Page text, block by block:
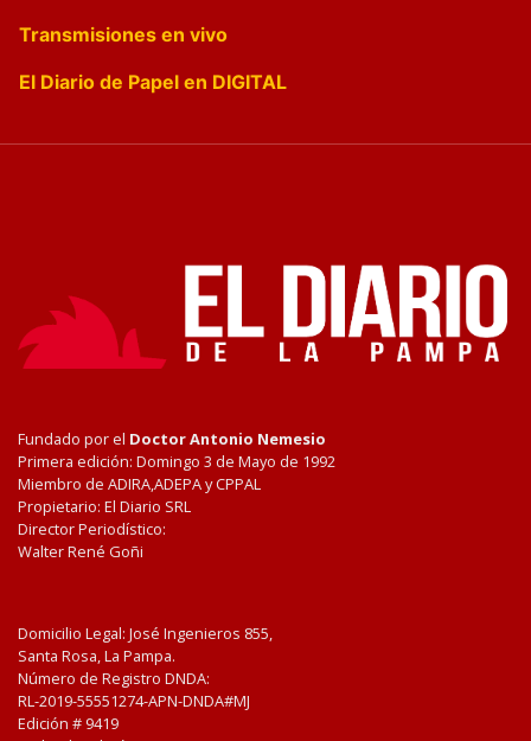
Transmisiones en vivo
El Diario de Papel en DIGITAL
Fundado por el Doctor Antonio Nemesio
Primera edición: Domingo 3 de Mayo de 1992
Miembro de ADIRA,ADEPA y CPPAL
Propietario: El Diario SRL
Director Periodístico:
Walter René Goñi
Domicilio Legal: José Ingenieros 855,
Santa Rosa, La Pampa.
Número de Registro DNDA:
RL-2019-55551274-APN-DNDA#MJ
Edición # 9419